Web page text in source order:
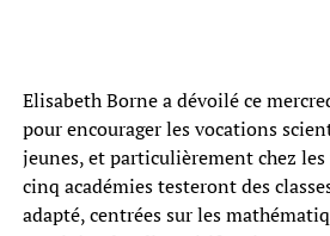
Elisabeth Borne a dévoilé ce
pour encourager les vocations
jeunes, et particulièrement chez
cinq académies testeront des
adapté, centrées sur les